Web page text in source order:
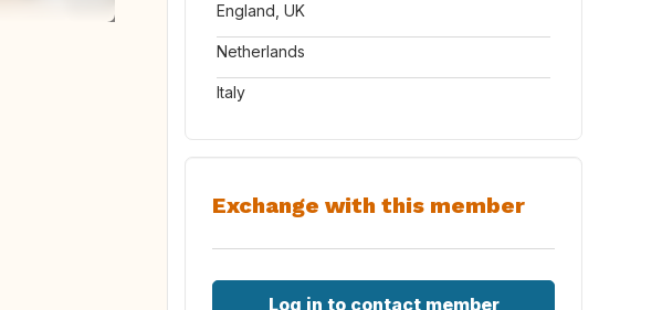
England, UK
Netherlands
Italy
Exchange with this member
Log in to contact member